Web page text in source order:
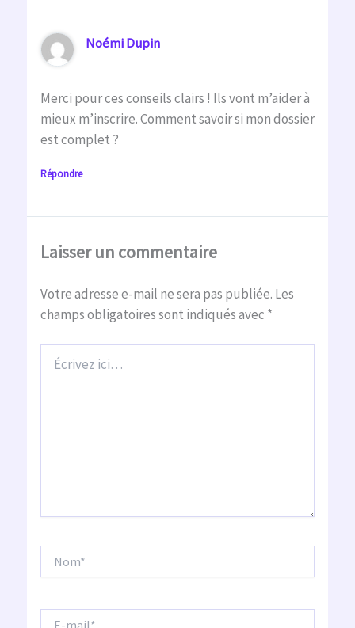
Noémi Dupin
Merci pour ces conseils clairs ! Ils vont m’aider à
mieux m’inscrire. Comment savoir si mon dossier
est complet ?
Répondre
Laisser un commentaire
Votre adresse e-mail ne sera pas publiée. Les
champs obligatoires sont indiqués avec *
ici…